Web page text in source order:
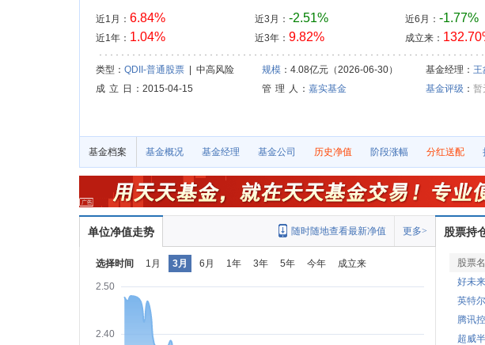
近1月： 6.84%
近1年： 1.04%
近3月： -2.51%
近3年： 9.82%
近6月： -1.77%
成立来：
类型： QDII-普通股票| 中高风险 规模：4.08亿元（2026-06-30） 基金经理： 王
成 立 日
：2015-04-15 管 理 人 ： 嘉实基金 基金评级 ： 暂
基金档案 基金概况 基金经理 基金公司 历史净值 阶段涨幅 分红送配
单位净值走势 更多>
随时随地查看最新净值
选择时间 1月 3月 6月 1年 3年 5年 今年 成立来
2.40
2.50
股票持
股票
好未来
英特尔
腾讯
超威